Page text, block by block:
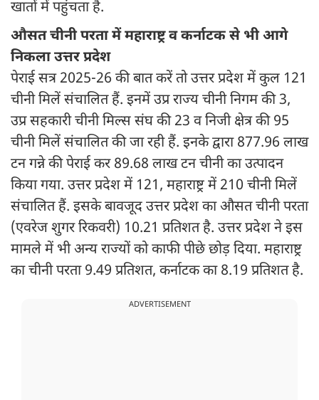
खातों में पहुंचता है.
औसत चीनी परता में महाराष्ट्र व कर्नाटक से भी आगे
निकला उत्तर प्रदेश
पेराई सत्र 2025-26 की बात करें तो उत्तर प्रदेश में कुल 121
चीनी मिलें संचालित हैं. इनमें उप्र राज्य चीनी निगम की 3,
उप्र सहकारी चीनी मिल्स संघ की 23 व निजी क्षेत्र की 95
चीनी मिलें संचालित की जा रही हैं. इनके द्वारा 877.96 लाख
टन गन्ने की पेराई कर 89.68 लाख टन चीनी का उत्पादन
किया गया. उत्तर प्रदेश में 121, महाराष्ट्र में 210 चीनी मिलें
संचालित हैं. इसके बावजूद उत्तर प्रदेश का औसत चीनी परता
(एवरेज शुगर रिकवरी) 10.21 प्रतिशत है. उत्तर प्रदेश ने इस
मामले में भी अन्य राज्यों को काफी पीछे छोड़ दिया. महाराष्ट्र
का चीनी परता 9.49 प्रतिशत, कर्नाटक का 8.19 प्रतिशत है.
ADVERTISEMENT